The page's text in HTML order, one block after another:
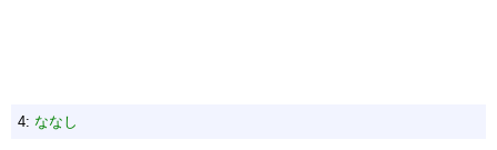
4: ななし